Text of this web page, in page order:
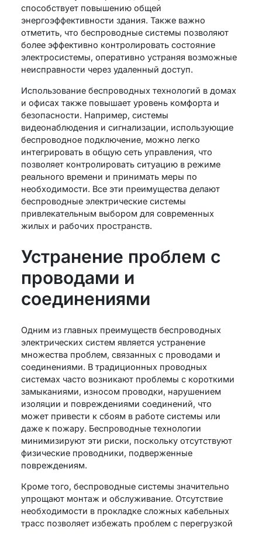
способствует повышению общей
энергоэффективности здания. Также важно
отметить, что беспроводные системы позволяют
более эффективно контролировать состояние
электросистемы, оперативно устраняя возможные
неисправности через удаленный доступ.
Использование беспроводных технологий в домах
и офисах также повышает уровень комфорта и
безопасности. Например, системы
видеонаблюдения и сигнализации, использующие
беспроводное подключение, можно легко
интегрировать в общую сеть управления, что
позволяет контролировать ситуацию в режиме
реального времени и принимать меры по
необходимости. Все эти преимущества делают
беспроводные электрические системы
привлекательным выбором для современных
жилых и рабочих пространств.
Устранение проблем с
проводами и
соединениями
Одним из главных преимуществ беспроводных
электрических систем является устранение
множества проблем, связанных с проводами и
соединениями. В традиционных проводных
системах часто возникают проблемы с короткими
замыканиями, износом проводки, нарушением
изоляции и повреждениями соединений, что
может привести к сбоям в работе системы или
даже к пожару. Беспроводные технологии
минимизируют эти риски, поскольку отсутствуют
физические проводники, подверженные
повреждениям.
Кроме того, беспроводные системы значительно
упрощают монтаж и обслуживание. Отсутствие
необходимости в прокладке сложных кабельных
трасс позволяет избежать проблем с перегрузкой